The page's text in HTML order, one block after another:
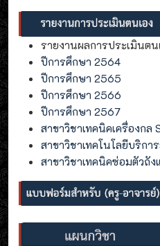
รายงานผลการประเมินต
ปีการศึกษา 2564
ปีการศึกษา 2565
ปีการศึกษา 2566
ปีการศึกษา 2567
สาขาวิชาเทคนิคเครื่องกล
สาขาวิชาเทคโนโลยีบริก
สาขาวิชาเทคนิคซ่อมตัวถั